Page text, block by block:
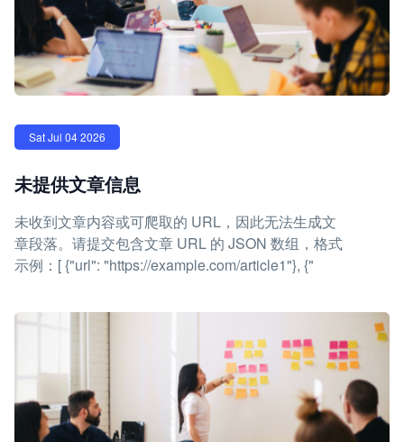
Sat Jul 04 2026
未提供文章信息
未收到文章内容或可爬取的 URL，因此无法生成文
章段落。请提交包含文章 URL 的 JSON 数组，格式
示例：[ {"url": "https://example.com/article1"}, {"